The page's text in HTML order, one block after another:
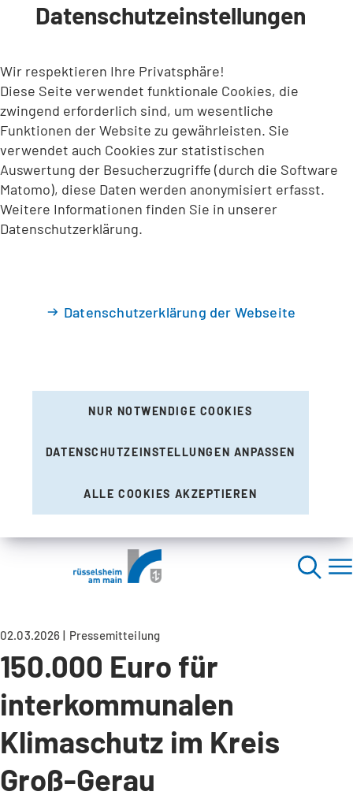
INHALT ANSPRINGEN
Datenschutzeinstellungen
Wir respektieren Ihre Privatsphäre!
Diese Seite verwendet funktionale Cookies, die
zwingend erforderlich sind, um wesentliche
Funktionen der Website zu gewährleisten. Sie
verwendet auch Cookies zur statistischen
Auswertung der Besucherzugriffe (durch die Software
Matomo), diese Daten werden anonymisiert erfasst.
Weitere Informationen finden Sie in unserer
Datenschutzerklärung.
Datenschutzerklärung der Webseite
NUR NOTWENDIGE COOKIES
DATENSCHUTZEINSTELLUNGEN ANPASSEN
ALLE COOKIES AKZEPTIEREN
02.03.2026 Pressemitteilung
150.000 Euro für
interkommunalen
Klimaschutz im Kreis
Groß-Gerau